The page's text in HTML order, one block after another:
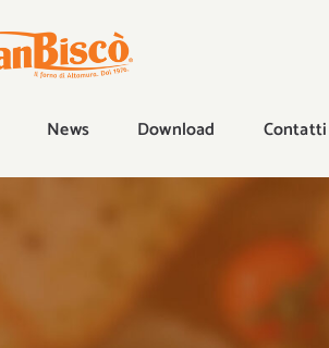
News Download Contatti